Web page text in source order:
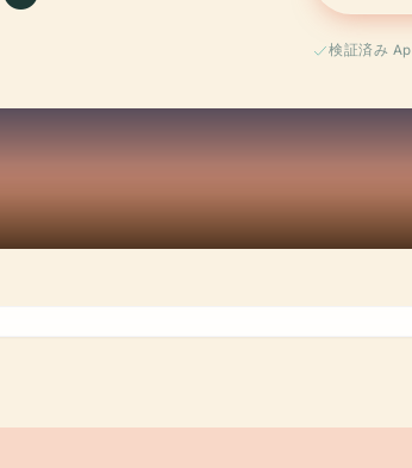
検証済み